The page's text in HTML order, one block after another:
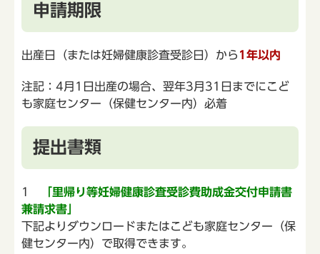
申請期限
出産日（または妊婦健康診査受診日）から 1年以内
注記：4月1日出産の場合、翌年3月31日までにこど
も家庭センター（保健センター内）必着
提出書類
1
「里帰り等妊婦健康診査受診費助成金交付申請書
兼請求書」
下記よりダウンロードまたはこども家庭センター（保
健センター内）で取得できます。